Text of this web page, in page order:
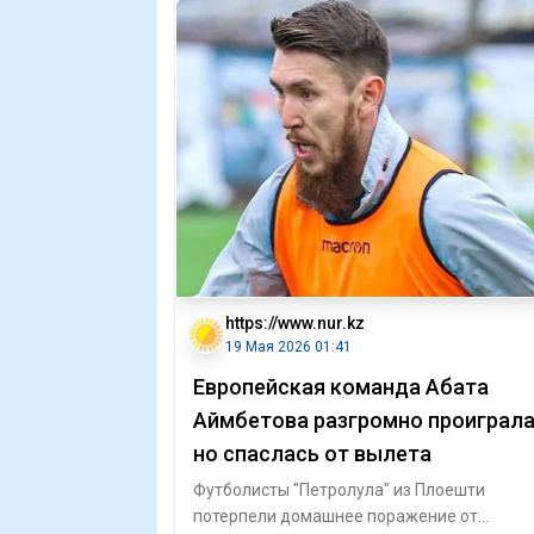
https://www.nur.kz
19 Мая 2026 01:41
Европейская команда Абата
Аймбетова разгромно
но спаслась от вылета
Футболисты "Петролула" из Плоешти
потерпели домашнее поражение от